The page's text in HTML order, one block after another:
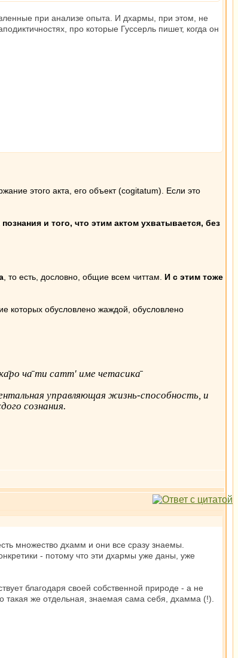
при анализе опыта. И дхармы, при этом, не
про которые Гуссерль пишет, когда он
этого акта, его объект (cogitatum). Если это
и того, что этим актом ухватывается, без
, то есть, дословно, общие всем читтам. И с этим тоже
которых обусловлено жаждой, обусловлено
ча̄ ти сатт' име четасика̄
управляющая жизнь-способность, и
сознания.
множество дхамм и они все сразу знаемы.
- потому что эти дхармы уже даны, уже
благодаря своей собственной природе - а не
такая же отдельная, знаемая сама себя, дхамма (!).